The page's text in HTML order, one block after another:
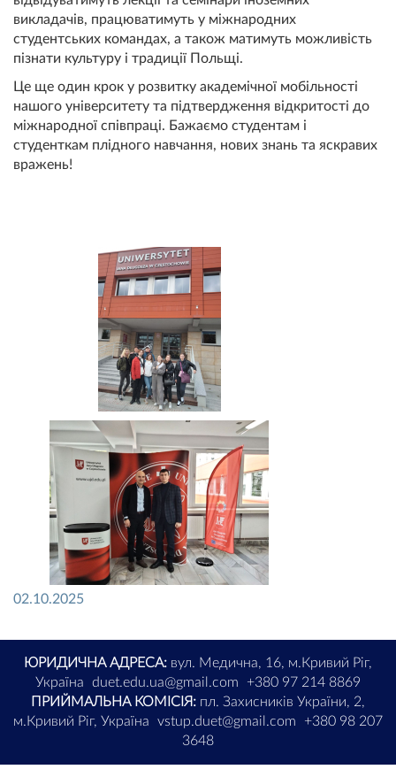
викладачів, працюватимуть у міжнародних
студентських командах, а також матимуть можливість
пізнати культуру і традиції Польщі.
Це ще один крок у розвитку академічної мобільності
нашого університету та підтвердження відкритості до
міжнародної співпраці. Бажаємо студентам і
студенткам плідного навчання, нових знань та яскравих
вражень!
02.10.2025
ЮРИДИЧНА АДРЕСА: вул. Медична, 16, м.Кривий Ріг,
Україна
duet.edu.ua@gmail.com
+380 97 214 8869
ПРИЙМАЛЬНА КОМІСІЯ: пл. Захисників України, 2,
м.Кривий Ріг, Україна
vstup.duet@gmail.com
+380 98 207
3648